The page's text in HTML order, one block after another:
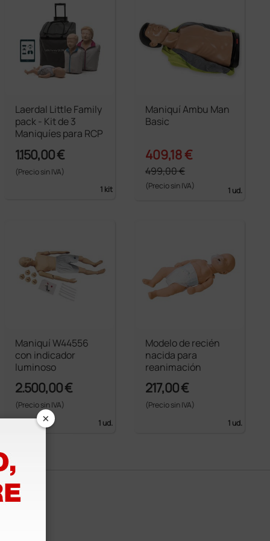
Laerdal Little Family
pack - Kit de 3
Maniquíes para RCP
1.150,00 €
(Precio sin IVA)
1 kit
Maniquí Ambu Man
Basic
409,18 €
499,00 €
(Precio sin IVA) 1 ud.
Maniquí W44556
con indicador
luminoso
2.500,00 €
(Precio sin IVA)
1 ud.
Modelo de recién
nacida para
reanimación
217,00 €
(Precio sin IVA)
1 ud.
×